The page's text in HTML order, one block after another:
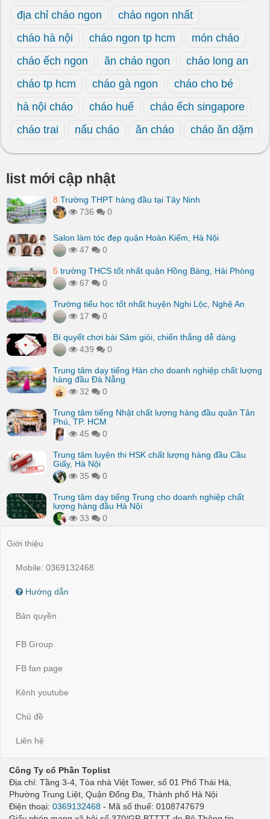
địa chỉ cháo ngon
cháo ngon nhất
cháo hà nội
cháo ngon tp hcm
món cháo
cháo ếch ngon
ăn cháo ngon
cháo long an
cháo tp hcm
cháo gà ngon
cháo cho bé
hà nội cháo
cháo huế
cháo ếch singapore
cháo trai
nấu cháo ăn cháo cháo ăn dặm
list mới cập nhật
8 Trường THPT hàng đầu tại Tây Ninh
736
0
Salon làm tóc đẹp quận Hoàn Kiếm, Hà Nội
47
0
5 trường THCS tốt nhất quận Hồng Bàng, Hải Phòng
67
0
Trường tiểu học tốt nhất huyện Nghi Lộc, Nghệ An
17
0
Bí quyết chơi bài Sâm giỏi, chiến thắng dễ dàng
439
0
Trung tâm dạy tiếng Hàn cho doanh nghiệp chất lượng
hàng đầu Đà Nẵng
32
0
Trung tâm tiếng Nhật chất lượng hàng đầu quận Tân
Phú, TP. HCM
45
0
Trung tâm luyện thi HSK chất lượng hàng đầu Cầu
Giấy, Hà Nội
35
0
Trung tâm dạy tiếng Trung cho doanh nghiệp chất
lượng hàng đầu Hà Nội
33
0
Giới thiệu
Mobile: 0369132468
Hướng dẫn
Bản quyền
FB Group
FB fan page
Kênh youtube
Chủ đề
Liên hệ
Công Ty cổ Phần Toplist
Địa chỉ: Tầng 3-4, Tòa nhà Việt Tower, số 01 Phố Thái Hà,
Phường Trung Liệt, Quận Đống Đa, Thành phố Hà Nội
Điện thoại: 0369132468 - Mã số thuế: 0108747679